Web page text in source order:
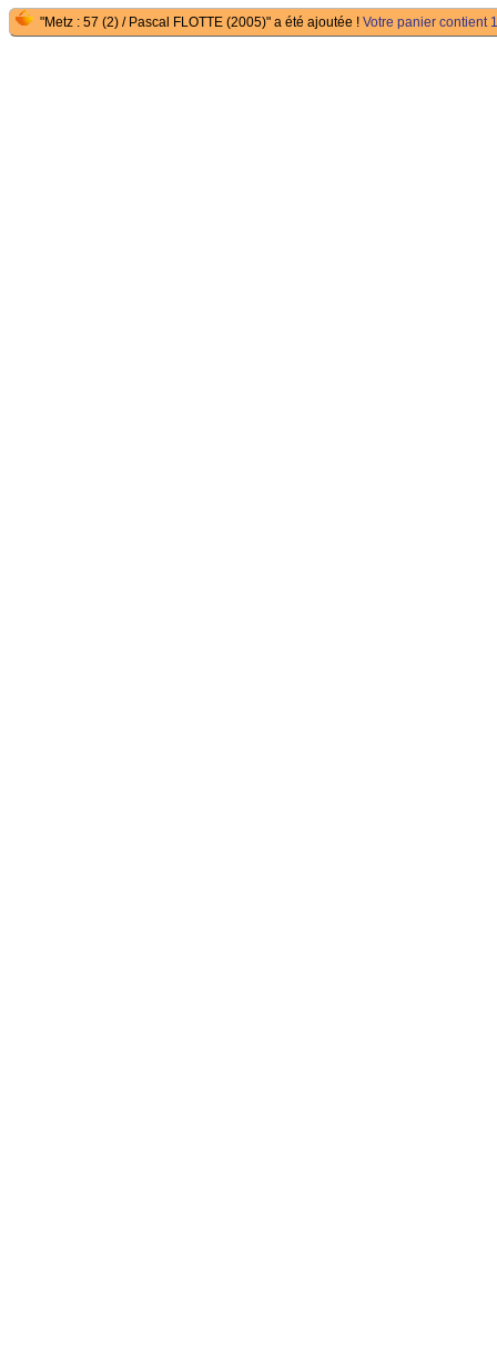
"Metz : 57 (2) / Pascal FLOTTE (2005)" a été ajoutée ! Votre panier contient